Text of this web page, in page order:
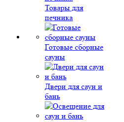
Товары для
печника
Готовые сборные
сауны
Двери для саун и
бань